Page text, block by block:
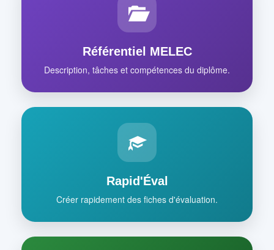
Référentiel MELEC
Description, tâches et compétences du diplôme.
Rapid'Éval
Créer rapidement des fiches d'évaluation.